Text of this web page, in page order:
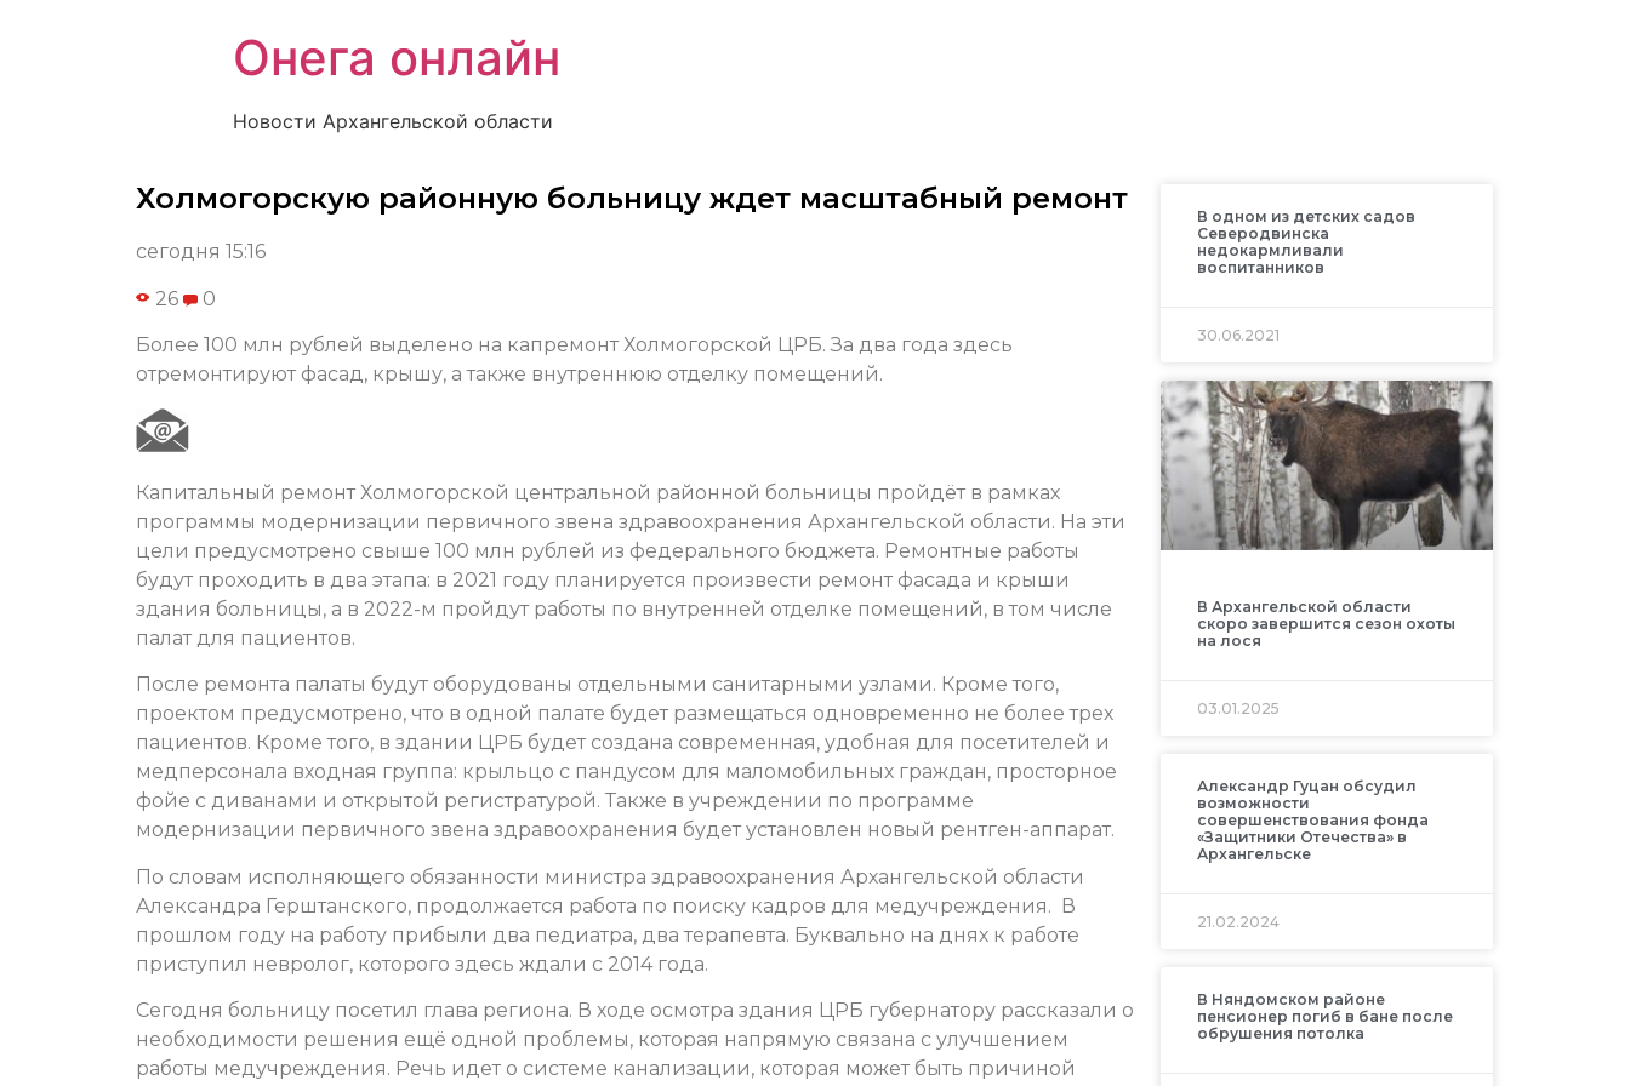
Онега онлайн
Новости Архангельской области
Холмогорскую районную больницу ждет масштабный ремонт
сегодня 15:16
26 0
Более 100 млн рублей выделено на капремонт Холмогорской ЦРБ. За два года здесь
отремонтируют фасад, крышу, а также внутреннюю отделку помещений.
Капитальный ремонт Холмогорской центральной районной больницы пройдёт в рамках
программы модернизации первичного звена здравоохранения Архангельской области. На эти
цели предусмотрено свыше 100 млн рублей из федерального бюджета. Ремонтные работы
будут проходить в два этапа: в 2021 году планируется произвести ремонт фасада и крыши
здания больницы, а в 2022-м пройдут работы по внутренней отделке помещений, в том числе
палат для пациентов.
После ремонта палаты будут оборудованы отдельными санитарными узлами. Кроме того,
проектом предусмотрено, что в одной палате будет размещаться одновременно не более трех
пациентов. Кроме того, в здании ЦРБ будет создана современная, удобная для посетителей и
медперсонала входная группа: крыльцо с пандусом для маломобильных граждан, просторное
фойе с диванами и открытой регистратурой. Также в учреждении по программе
модернизации первичного звена здравоохранения будет установлен новый рентген-аппарат.
По словам исполняющего обязанности министра здравоохранения Архангельской области
Александра Герштанского, продолжается работа по поиску кадров для медучреждения. В
прошлом году на работу прибыли два педиатра, два терапевта. Буквально на днях к работе
приступил невролог, которого здесь ждали с 2014 года.
Сегодня больницу посетил глава региона. В ходе осмотра здания ЦРБ губернатору рассказали о
необходимости решения ещё одной проблемы, которая напрямую связана с улучшением
работы медучреждения. Речь идет о системе канализации, которая может быть причиной
В одном из детских садов
Северодвинcка
недокармливали
воспитанников
30.06.2021
В Архангельской области
скоро завершится сезон охоты
на лося
03.01.2025
Александр Гуцан обсудил
возможности
совершенствования фонда
«Защитники Отечества» в
Архангельске
21.02.2024
В Няндомском районе
пенсионер погиб в бане после
обрушения потолка